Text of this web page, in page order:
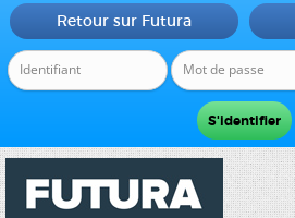
Retour sur Futura